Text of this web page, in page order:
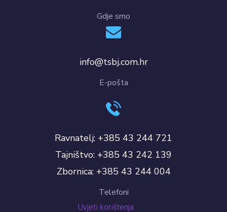
Gdje smo
info@tsbj.com.hr
E-pošta
Ravnatelj: +385 43 244 721
Tajništvo: +385 43 242 139
Zbornica: +385 43 244 004
Telefoni
Uvjeti korištenja